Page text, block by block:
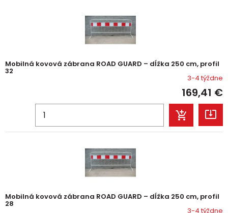
Mobilná kovová zábrana ROAD GUARD – dĺžka 250 cm, profil
32
3-4 týždne
169,41 €
Mobilná kovová zábrana ROAD GUARD – dĺžka 250 cm, profil
28
3-4 týždne